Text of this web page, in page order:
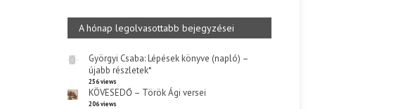
A hónap legolvasottabb bejegyzései
Györgyi Csaba: Lépések könyve (napló) –
újabb részletek*
256 views
KÖVESEDŐ – Török Ági versei
206 views